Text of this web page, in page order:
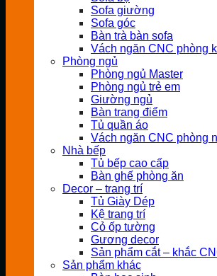
Sofa giường
Sofa góc
Bàn trà bàn sofa
Vách ngăn CNC phòng
Phòng ngủ
Phòng ngủ Master
Phòng ngủ trẻ em
Giường ngủ
Bàn trang điểm
Tủ quần áo
Vách ngăn CNC phòng
Nhà bếp
Tủ bếp cao cấp
Bàn ghế phòng ăn
Decor – trang trí
Tủ Giày Dép
Kệ trang trí
Cỏ ốp tường
Gương decor
Sản phẩm cắt – khắc
Sản phẩm khác